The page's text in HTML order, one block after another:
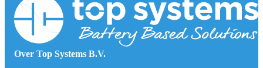
Over Top Systems B.V.